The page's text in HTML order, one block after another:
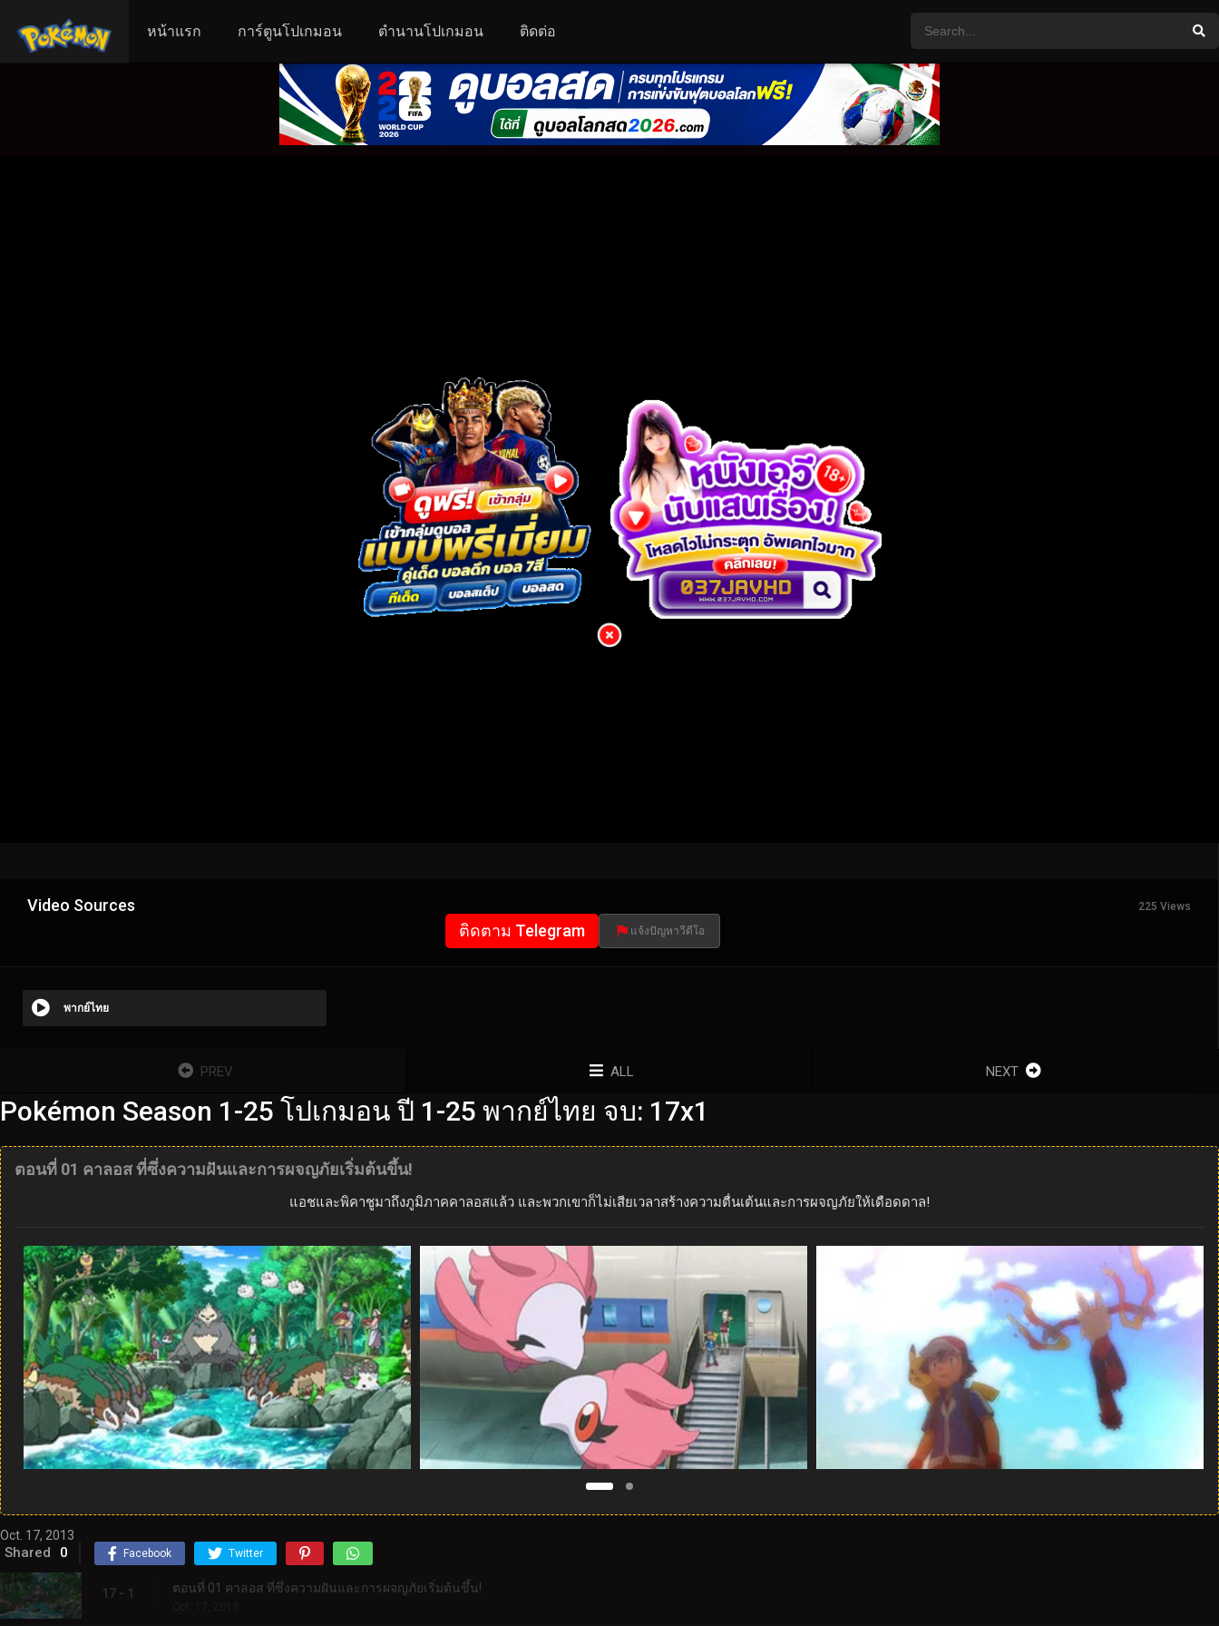
หน้าแรก การ์ตูนโปเกมอน ตำนานโปเกมอน ติดต่อ
Video Sources 225 Views
ติดตาม Telegram แจ้งปัญหาวีดีโอ
พากย์ไทย
PREV ALL NEXT
Pokémon Season 1-25 โปเกมอน ปี 1-25 พากย์ไทย จบ: 17x1
ตอนที่ 01 คาลอส ที่ซึ่งความฝันและการผจญภัยเริ่มต้นขึ้น!
แอชและพิคาชูมาถึงภูมิภาคคาลอสแล้ว และพวกเขาก็ไม่เสียเวลาสร้างความตื่นเต้นและการผจญภัยให้เดือดดาล!
Oct. 17, 2013
Shared 0 Facebook Twitter
17 - 1 ตอนที่ 01 คาลอส ที่ซึ่งความฝันและการผจญภัยเริ่มต้นขึ้น!
Oct. 17, 2013